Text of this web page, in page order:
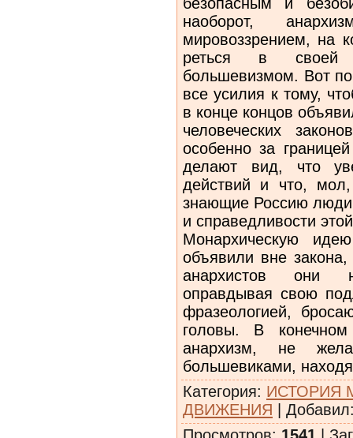
наоборот,
мировоззрением, на
реться в своей
большевизмом. Вот
все усилия к тому,
в конце концов
человеческих
особенно за
делают вид, что
действий и что,
знающие Россию люди
и справедливости
Монархическую
объявили вне
анархистов они
оправдывая свою
фразеологией,
головы. В
анархизм, не
большевиками,
Категория: ИСТОРИЯ
ДВИЖЕНИЯ | Добавил